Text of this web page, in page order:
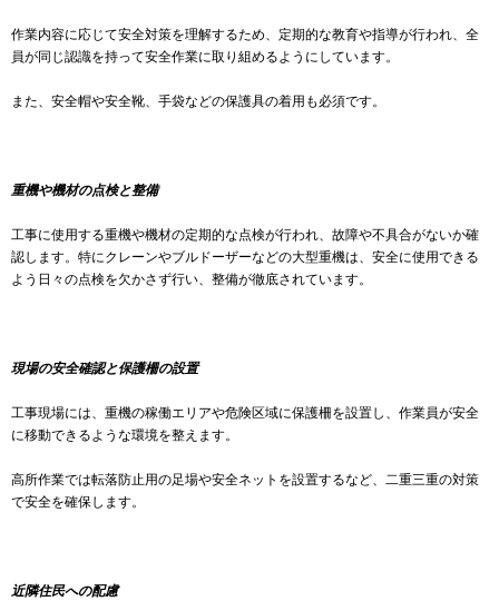
作業内容に応じて安全対策を理解するため、定期的な教育や指導が行われ、全
員が同じ認識を持って安全作業に取り組めるようにしています。
また、安全帽や安全靴、手袋などの保護具の着用も必須です。
重機や機材の点検と整備
工事に使用する重機や機材の定期的な点検が行われ、故障や不具合がないか確
認します。特にクレーンやブルドーザーなどの大型重機は、安全に使用できる
よう日々の点検を欠かさず行い、整備が徹底されています。
現場の安全確認と保護柵の設置
工事現場には、重機の稼働エリアや危険区域に保護柵を設置し、作業員が安全
に移動できるような環境を整えます。
高所作業では転落防止用の足場や安全ネットを設置するなど、二重三重の対策
で安全を確保します。
近隣住民への配慮